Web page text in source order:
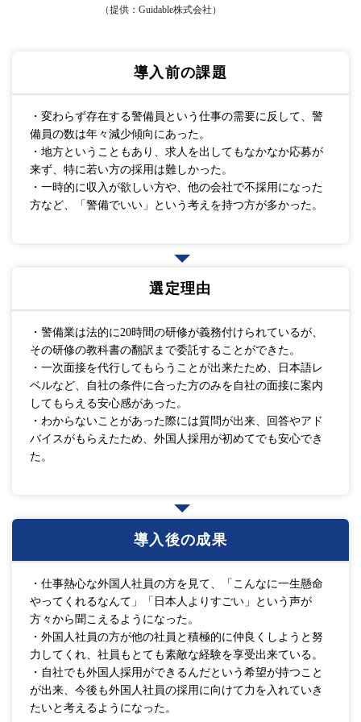
（提供：Guidable株式会社）
導入前の課題
・変わらず存在する警備員という仕事の需要に反して、警
備員の数は年々減少傾向にあった。
・地方ということもあり、求人を出してもなかなか応募が
来ず、特に若い方の採用は難しかった。
・一時的に収入が欲しい方や、他の会社で不採用になった
方など、「警備でいい」という考えを持つ方が多かった。
選定理由
・警備業は法的に20時間の研修が義務付けられているが、
その研修の教科書の翻訳まで委託することができた。
・一次面接を代行してもらうことが出来たため、日本語レ
ベルなど、自社の条件に合った方のみを自社の面接に案内
してもらえる安心感があった。
・わからないことがあった際には質問が出来、回答やアド
バイスがもらえたため、外国人採用が初めてでも安心でき
た。
導入後の成果
・仕事熱心な外国人社員の方を見て、「こんなに一生懸命
やってくれるなんて」「日本人よりすごい」という声が
方々から聞こえるようになった。
・外国人社員の方が他の社員と積極的に仲良くしようと努
力してくれ、社員もとても素敵な経験を享受出来ている。
・自社でも外国人採用ができるんだという希望が持つこと
が出来、今後も外国人社員の採用に向けて力を入れていき
たいと考えるようになった。